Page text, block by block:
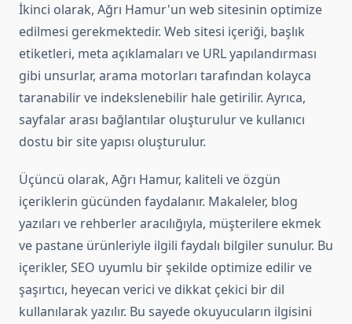
İkinci olarak, Ağrı Hamur'un web sitesinin optimize
edilmesi gerekmektedir. Web sitesi içeriği, başlık
etiketleri, meta açıklamaları ve URL yapılandırması
gibi unsurlar, arama motorları tarafından kolayca
taranabilir ve indekslenebilir hale getirilir. Ayrıca,
sayfalar arası bağlantılar oluşturulur ve kullanıcı
dostu bir site yapısı oluşturulur.
Üçüncü olarak, Ağrı Hamur, kaliteli ve özgün
içeriklerin gücünden faydalanır. Makaleler, blog
yazıları ve rehberler aracılığıyla, müşterilere ekmek
ve pastane ürünleriyle ilgili faydalı bilgiler sunulur. Bu
içerikler, SEO uyumlu bir şekilde optimize edilir ve
şaşırtıcı, heyecan verici ve dikkat çekici bir dil
kullanılarak yazılır. Bu sayede okuyucuların ilgisini